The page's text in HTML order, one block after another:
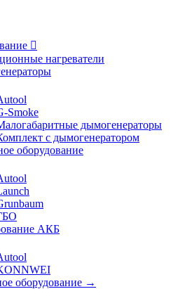

нагреватели
Smoke
дымогенераторы
с дымогенератором
оборудование
АКБ
оборудование →